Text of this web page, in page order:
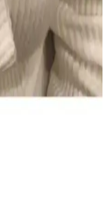
içeren Türkiye
ve güvenli
bazı
genel memnuniyet
Kremi: Derin